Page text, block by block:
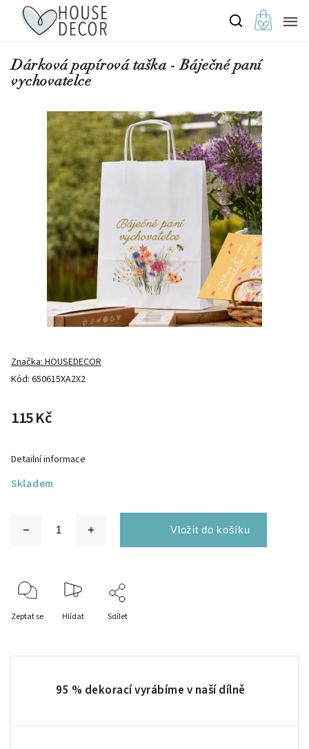
Dárková papírová taška - Báječné paní
vychovatelce
Kód: 650615XA2X2
Značka:HOUSEDECOR
115 Kč
Skladem
Detailní informace
Zeptat se Hlídat Sdílet
95 % dekorací vyrábíme v naší dílně